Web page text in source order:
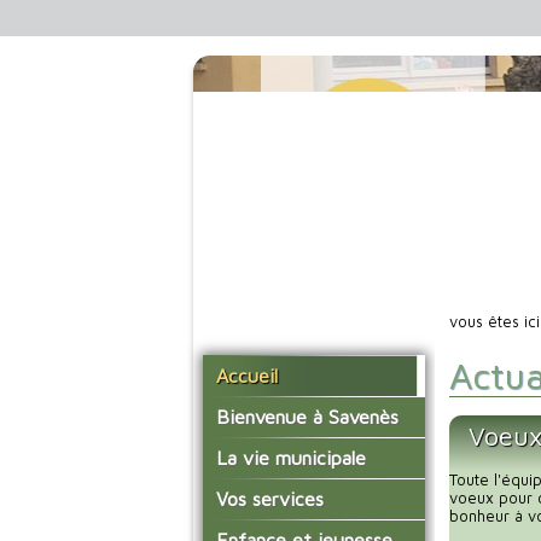
Accueil
Bienvenue à Savenès
Situer Savenès
Savenès en chiffre
L'histoire du village
La vie municipale
Vos élus
Les compte-rendus du
Vos services
La mairie
vous êtes
Toute
voeux pour
bonheur à